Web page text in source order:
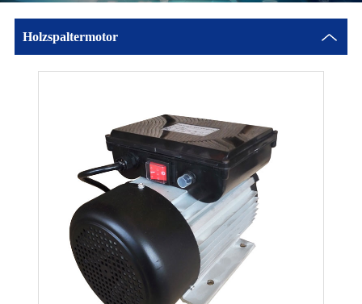
Holzspaltermotor